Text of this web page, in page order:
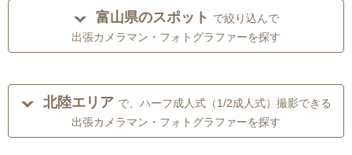
富山県のスポット で絞り込んで
出張カメラマン・フォトグラファーを探す
北陸エリア で、ハーフ成人式（1/2成人式）撮影できる
出張カメラマン・フォトグラファーを探す